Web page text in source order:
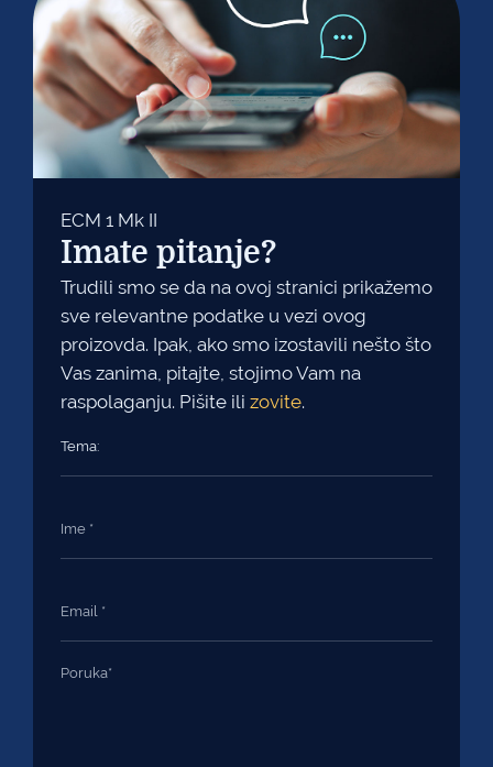
ECM 1 Mk II
Imate pitanje?
Trudili smo se da na ovoj stranici prikažemo
sve relevantne podatke u vezi ovog
proizovda. Ipak, ako smo izostavili nešto što
Vas zanima, pitajte, stojimo Vam na
raspolaganju. Pišite ili zovite.